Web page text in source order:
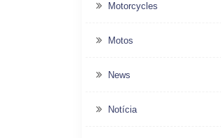
Motorcycles
Motos
News
Notícia